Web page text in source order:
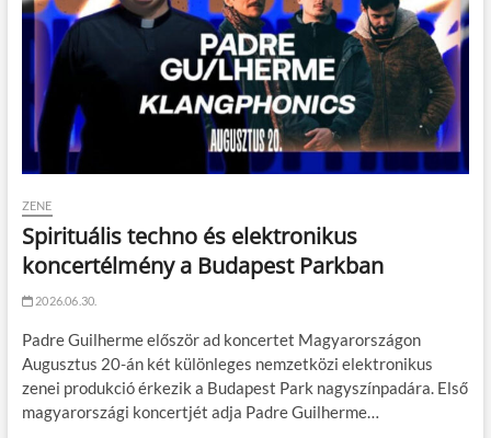
ZENE
Spirituális techno és elektronikus
koncertélmény a Budapest Parkban
2026.06.30.
Padre Guilherme először ad koncertet Magyarországon
Augusztus 20-án két különleges nemzetközi elektronikus
zenei produkció érkezik a Budapest Park nagyszínpadára. Első
magyarországi koncertjét adja Padre Guilherme…